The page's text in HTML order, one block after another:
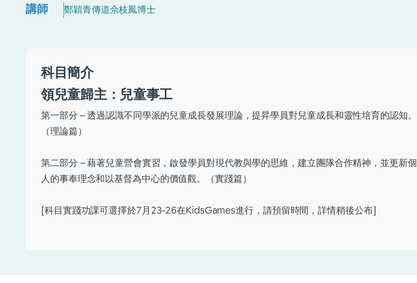
講師 鄭穎青傳道佘枝鳳博士
科目簡介
領兒童歸主：兒童事工
第一部分 – 透過認識不同學派的兒童成長發展理論，提昇學員對兒童成長和靈性培育的認知。
（理論篇）
第二部分 – 藉著兒童營會實習，啟發學員對現代教與學的思維，建立團隊合作精神，並更新個
人的事奉理念和以基督為中心的價值觀。（實踐篇）
[科目實踐功課可選擇於7月23-26在KidsGames進行，請預留時間，詳情稍後公布]